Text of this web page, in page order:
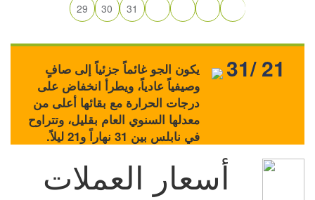
29 30 31
يكون الجو غائماً جزئياً إلى صافٍ
وصيفياً عادياً، ويطرأ انخفاض على
درجات الحرارة مع بقائها أعلى من
معدلها السنوي العام بقليل، وتتراوح
في نابلس بين 31 نهاراً و21 ليلاً.
31/ 21
أسعار العملات